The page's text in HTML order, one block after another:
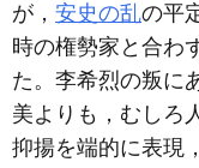
が， 安史の乱の平
時の権勢家と合わ
た。李希烈の叛に
美よりも，むしろ
抑揚を端的に表現